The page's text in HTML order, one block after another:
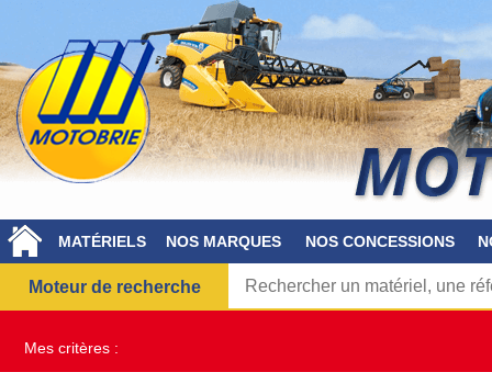
MATÉRIELS NOS MARQUES NOS CONCESSIONS
Moteur de recherche
Mes critères :